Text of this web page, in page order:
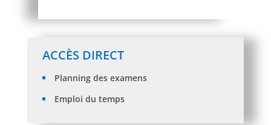
ACCÈS DIRECT
Planning des examens
Emploi du temps